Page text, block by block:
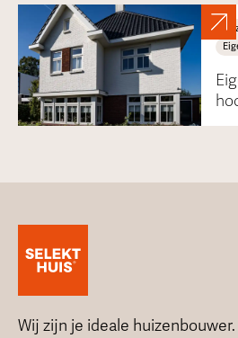
Wij zijn je ideale